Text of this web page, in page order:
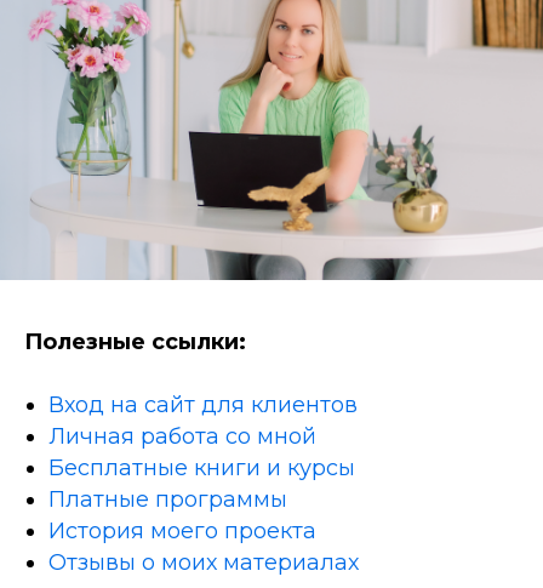
Полезные ссылки:
Вход на сайт для клиентов
Личная работа со мной
Бесплатные книги и курсы
Платные программы
История моего проекта
Отзывы о моих материалах